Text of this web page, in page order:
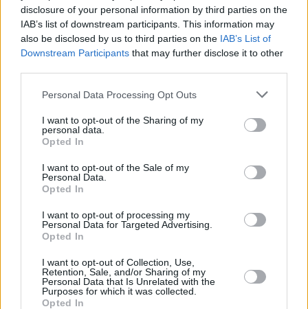
disclosure of your personal information by third parties on the
IAB’s list of downstream participants. This information may
also be disclosed by us to third parties on the IAB’s List of
Downstream Participants that may further disclose it to other
Please note that this website/app uses one or more Google
not limited to your visit or usage behaviour. You may click to
grant or deny consent to Google and its third-party tags to
use your data for below specified purposes in below Google
consent section.
Personal Data Processing Opt Outs
I want to opt-out of the Sharing of my
personal data.
Opted In
I want to opt-out of the Sale of my
Personal Data.
Opted In
I want to opt-out of processing my
Personal Data for Targeted Advertising.
Opted In
I want to opt-out of Collection, Use,
Retention, Sale, and/or Sharing of my
Personal Data that Is Unrelated with the
Purposes for which it was collected.
Opted In
Κοινοποιήστε